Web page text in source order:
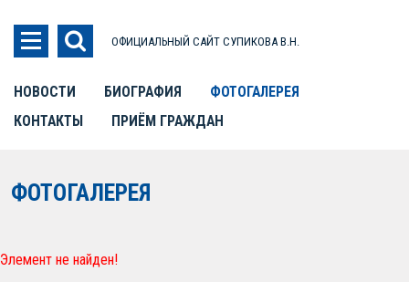
ОФИЦИАЛЬНЫЙ САЙТ СУПИКОВА В.Н.
НОВОСТИ БИОГРАФИЯ
ФОТОГАЛЕРЕЯ
КОНТАКТЫ
ПРИЁМ ГРАЖДАН
ФОТОГАЛЕРЕЯ
Элемент не найден!